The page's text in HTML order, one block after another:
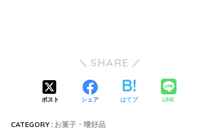
SHARE
ポスト シェア はてブ LINE
CATEGORY : お菓子・嗜好品